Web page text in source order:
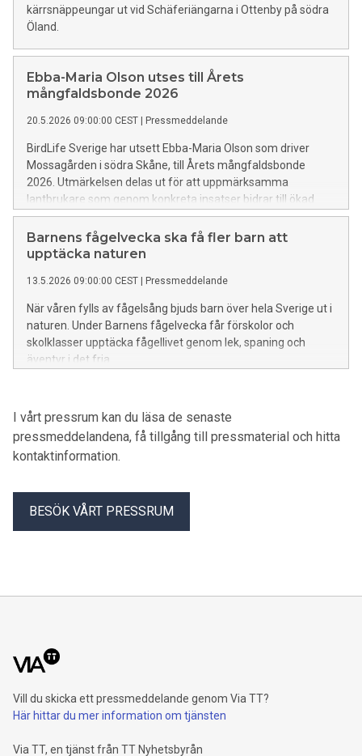
kärrsnäppeungar ut vid Schäferiängarna i Ottenby på södra
Öland.
Ebba-Maria Olson utses till Årets
mångfaldsbonde 2026
20.5.2026 09:00:00 CEST Pressmeddelande
BirdLife Sverige har utsett Ebba-Maria Olson som driver
Mossagården i södra Skåne, till Årets mångfaldsbonde
2026. Utmärkelsen delas ut för att uppmärksamma
lantbrukare som genom konkreta insatser bidrar till ökad
biologisk mångfald i jordbrukslandskapet. – Jag tror att
framtidens jordbruk behöver bygga på samverkan med
naturen. Då får vi både livskraftiga ekosystem och hållbar
Barnens fågelvecka ska få fler barn att
upptäcka naturen
13.5.2026 09:00:00 CEST Pressmeddelande
När våren fylls av fågelsång bjuds barn över hela Sverige ut i
naturen. Under Barnens fågelvecka får förskolor och
skolklasser upptäcka fågellivet genom lek, spaning och
äventyr i det fria.
I vårt pressrum kan du läsa de senaste
pressmeddelandena, få tillgång till pressmaterial och hitta
kontaktinformation.
BESÖK VÅRT PRESSRUM
Vill du skicka ett pressmeddelande genom Via TT?
Här hittar du mer information om tjänsten
Via TT, en tjänst från TT Nyhetsbyrån